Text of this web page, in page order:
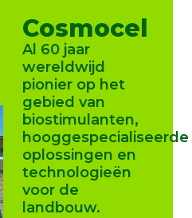
Cosmocel
Al 60 jaar
wereldwijd
pionier op het
gebied van
biostimulanten,
hooggespecialiseerde
oplossingen en
technologieën
voor de
landbouw.